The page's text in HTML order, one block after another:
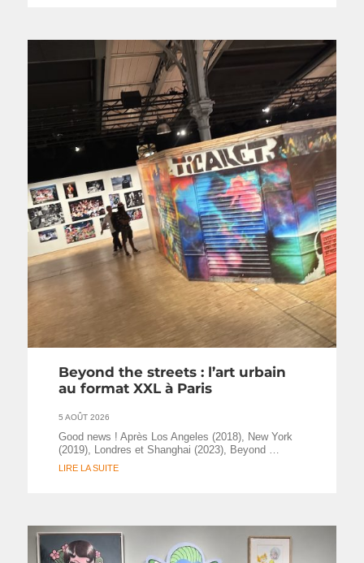
Beyond the streets : l’art urbain
au format XXL à Paris
5 AOÛT 2026
Good news ! Après Los Angeles (2018), New York
(2019), Londres et Shanghai (2023), Beyond …
LIRE LA SUITE